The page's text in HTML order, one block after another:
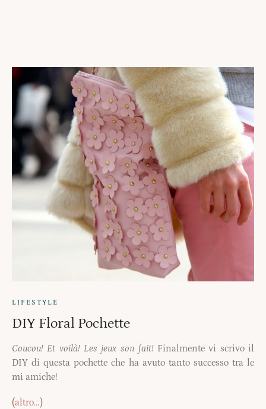
LIFESTYLE
DIY Floral Pochette
Coucou! Et voilà! Les jeux son fait! Finalmente vi scrivo il
DIY di questa pochette che ha avuto tanto successo tra le
mi amiche!
(altro…)